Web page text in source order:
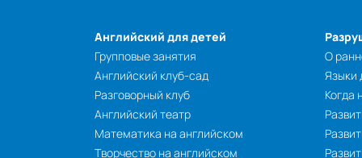
Английский для детей
Групповые занятия
Английский клуб-сад
Разговорный клуб
Английский театр
Математика на английском
Творчество на английском
О
Языки
Когда